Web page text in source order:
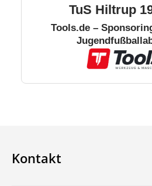
TuS Hiltrup
Tools.de –
Kontakt